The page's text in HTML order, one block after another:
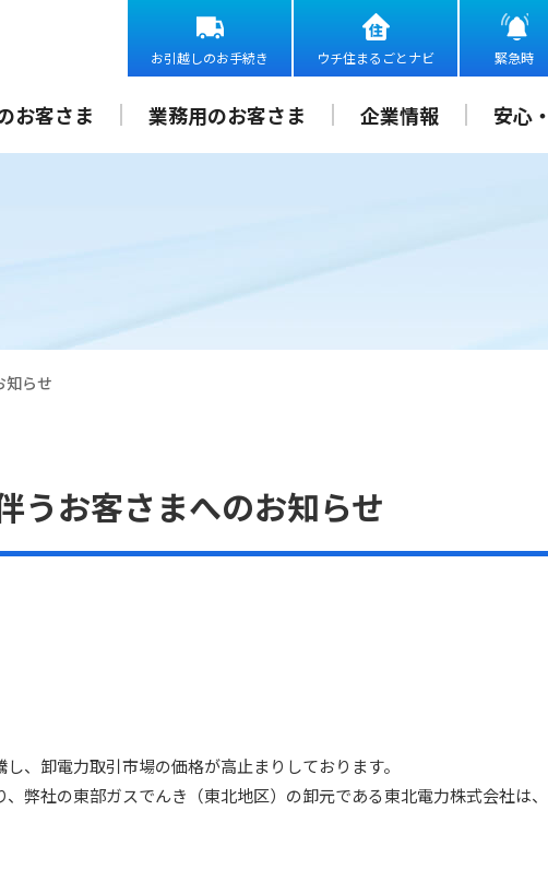
お引越しのお手続き ウチ住まるごとナビ 緊急時
お客さま 業務用のお客さま 企業情報 安心
知らせ
うお客さまへのお知らせ
、卸電力取引市場の価格が高止まりしております。
弊社の東部ガスでんき（東北地区）の卸元である東北電力株式会社は、